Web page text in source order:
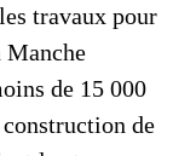
travaux pour
Manche
de 15 000
de